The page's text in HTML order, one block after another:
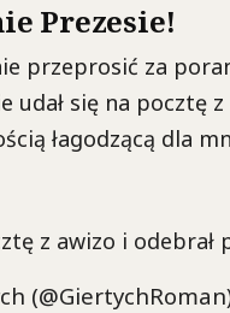
Prezesie!
przeprosić za
udał się na pocztę
łagodzącą dla
z awizo i odebrał